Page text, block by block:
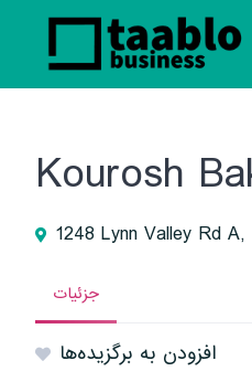
Kourosh
جزئیات
افزودن به برگزیده‌ها